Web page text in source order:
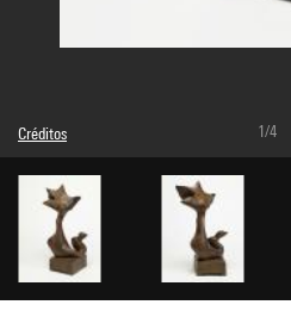
Créditos
Domaine public
Créditos fotográficos : Centre Pompidou,
GrandPalaisRmn
Referencia de la imagen : 4N96397
Difusión de la imagen :
GrandPalaisRmnPhoto
1/4